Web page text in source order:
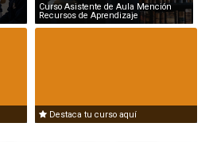
Curso Asistente de Aula Mención
Recursos de Aprendizaje
Destaca tu curso aquí